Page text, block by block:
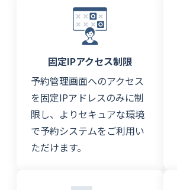
固定IPアクセス制限
予約管理画面へのアクセス
を固定IPアドレスのみに制
限し、よりセキュアな環境
で予約システムをご利用い
ただけます。